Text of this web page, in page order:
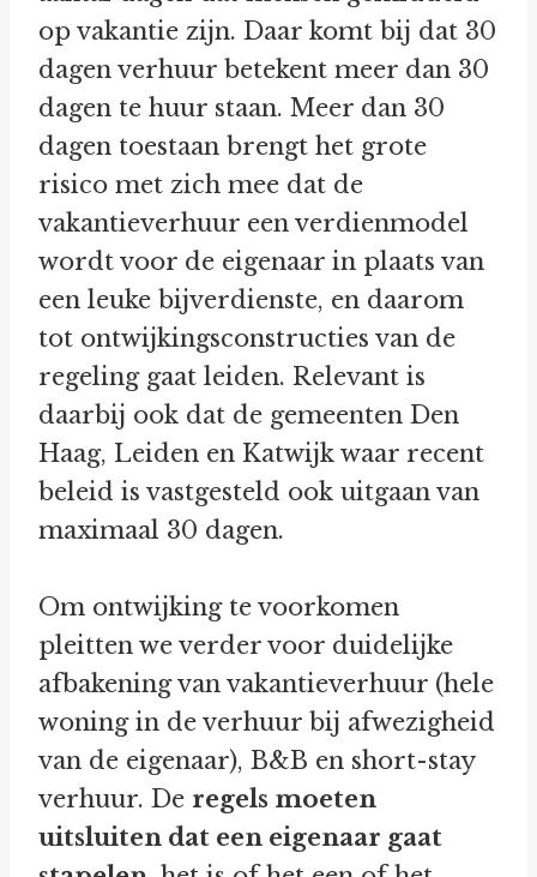
op vakantie zijn. Daar komt bij dat 30
dagen verhuur betekent meer dan 30
dagen te huur staan. Meer dan 30
dagen toestaan brengt het grote
risico met zich mee dat de
vakantieverhuur een verdienmodel
wordt voor de eigenaar in plaats van
een leuke bijverdienste, en daarom
tot ontwijkingsconstructies van de
regeling gaat leiden. Relevant is
daarbij ook dat de gemeenten Den
Haag, Leiden en Katwijk waar recent
beleid is vastgesteld ook uitgaan van
maximaal 30 dagen.
Om ontwijking te voorkomen
pleitten we verder voor duidelijke
afbakening van vakantieverhuur (hele
woning in de verhuur bij afwezigheid
van de eigenaar), B&B en short-stay
verhuur. De regels moeten
uitsluiten dat een eigenaar gaat